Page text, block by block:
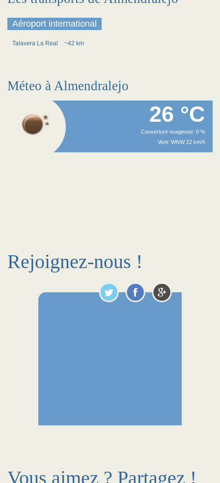
Aéroport international
Talavera La Real ~42 km
Méteo à Almendralejo
26 °C
Couverture nuageuse: 0 %
Vent: WNW 22 km/h
Rejoignez-nous !
Vous aimez ? Partagez !